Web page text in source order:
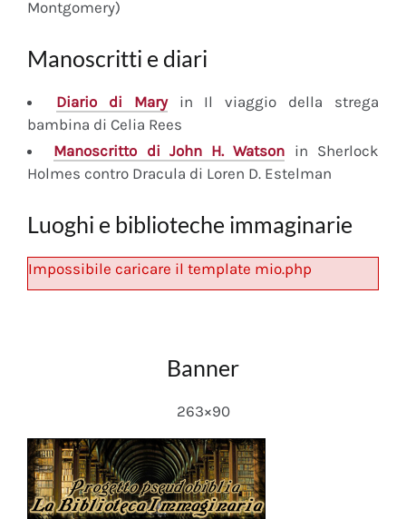
Montgomery)
Manoscritti e diari
Diariodi Maryin Il viaggio della strega
bambina di Celia Rees
Manoscritto di John H. Watson in Sherlock
Holmes contro Dracula di Loren D. Estelman
Luoghi e biblioteche immaginarie
Impossibile caricare il template mio.php
Banner
263×90